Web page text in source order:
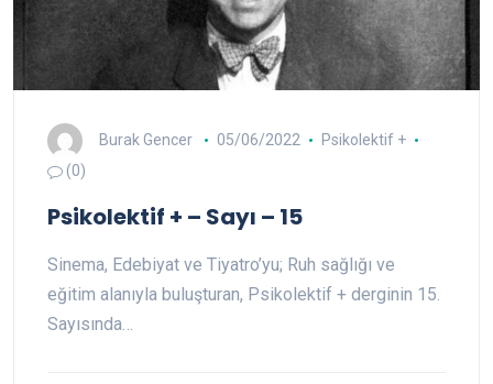
Burak Gencer 05/06/2022
Psikolektif +
(0)
Psikolektif + – Sayı – 15
Sinema, Edebiyat ve Tiyatro’yu; Ruh sağlığı ve
eğitim alanıyla buluşturan, Psikolektif + derginin 15.
Sayısında…